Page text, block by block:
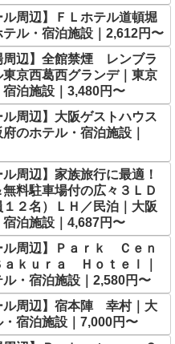
ル周辺】ＦＬホテル道頓堀
テル・宿泊施設｜2,612円〜
周辺】全館禁煙 レンブラ
東京西葛西グランデ｜東京
泊施設｜3,480円〜
ル周辺】大阪ゲストハウス
のホテル・宿泊施設｜
ル周辺】家族旅行に最適！
料駐車場付の広々３ＬＤ
１２名）ＬＨ／民泊｜大阪
泊施設｜4,687円〜
ル周辺】Ｐａｒｋ Ｃｅｎ
ｋｕｒａ Ｈｏｔｅｌ｜
・宿泊施設｜2,580円〜
ル周辺】宿本陣 幸村｜大
・宿泊施設｜7,000円〜